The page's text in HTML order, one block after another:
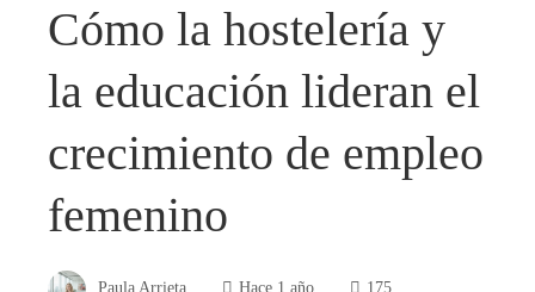
Cómo la hostelería y
la educación lideran el
crecimiento de empleo
femenino
Paula Arrieta Hace 1 año 175